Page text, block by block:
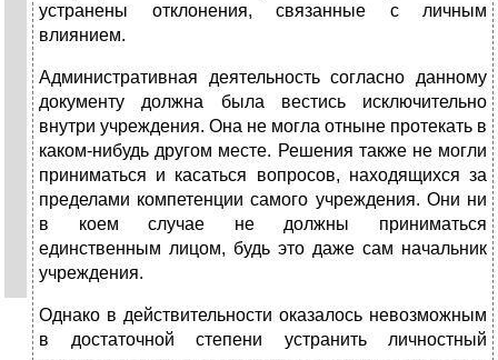
устранены отклонения, связанные с личным
влиянием.
Административная деятельность согласно данному
документу должна была вестись исключительно
внутри учреждения. Она не могла отныне протекать в
каком-нибудь другом месте. Решения также не могли
приниматься и касаться вопросов, находящихся за
пределами компетенции самого учреждения. Они ни
в коем случае не должны приниматься
единственным лицом, будь это даже сам начальник
учреждения.
Однако в действительности оказалось невозможным
в достаточной степени устранить личностный